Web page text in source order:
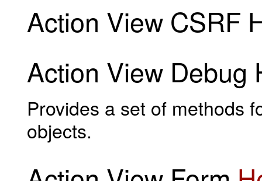
Action View CSRF
Action View Debug
Provides a set of methods
objects.